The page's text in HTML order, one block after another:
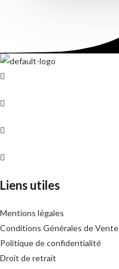
Liens utiles
Mentions légales
Conditions Générales de Vente
Politique de confidentialité
Droit de retrait